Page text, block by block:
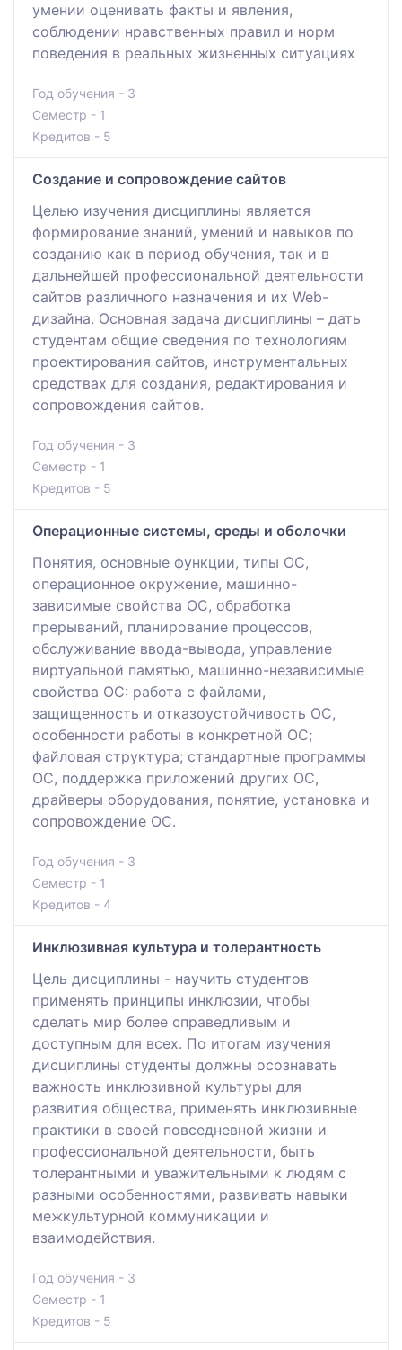
умении оценивать факты и явления,
соблюдении нравственных правил и норм
поведения в реальных жизненных ситуациях
Год обучения - 3
Семестр - 1
Кредитов - 5
Создание и сопровождение сайтов
Целью изучения дисциплины является
формирование знаний, умений и навыков по
созданию как в период обучения, так и в
дальнейшей профессиональной деятельности
сайтов различного назначения и их Web-
дизайна. Основная задача дисциплины – дать
студентам общие сведения по технологиям
проектирования сайтов, инструментальных
средствах для создания, редактирования и
сопровождения сайтов.
Год обучения - 3
Семестр - 1
Кредитов - 5
Операционные системы, среды и оболочки
Понятия, основные функции, типы ОС,
операционное окружение, машинно-
зависимые свойства ОС, обработка
прерываний, планирование процессов,
обслуживание ввода-вывода, управление
виртуальной памятью, машинно-независимые
свойства ОС: работа с файлами,
защищенность и отказоустойчивость ОС,
особенности работы в конкретной ОС;
файловая структура; стандартные программы
ОС, поддержка приложений других ОС,
драйверы оборудования, понятие, установка и
сопровождение ОС.
Год обучения - 3
Семестр - 1
Кредитов - 4
Инклюзивная культура и толерантность
Цель дисциплины - научить студентов
применять принципы инклюзии, чтобы
сделать мир более справедливым и
доступным для всех. По итогам изучения
дисциплины студенты должны осознавать
важность инклюзивной культуры для
развития общества, применять инклюзивные
практики в своей повседневной жизни и
профессиональной деятельности, быть
толерантными и уважительными к людям с
разными особенностями, развивать навыки
межкультурной коммуникации и
взаимодействия.
Год обучения - 3
Семестр - 1
Кредитов - 5